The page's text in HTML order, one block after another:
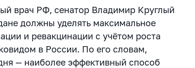
врач РФ, сенатор Владимир Круглый
должны уделять максимальное
и ревакцинации с учётом роста
в России. По его словам,
— наиболее эффективный способ